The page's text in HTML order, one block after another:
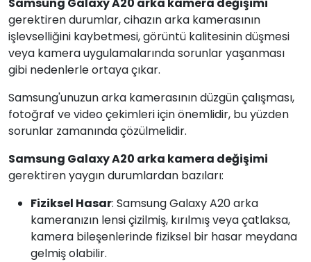
gerektiren durumlar, cihazın arka kamerasının
işlevselliğini kaybetmesi, görüntü kalitesinin düşmesi
veya kamera uygulamalarında sorunlar yaşanması
gibi nedenlerle ortaya çıkar.
Samsung'unuzun arka kamerasının düzgün çalışması,
fotoğraf ve video çekimleri için önemlidir, bu yüzden
sorunlar zamanında çözülmelidir.
Samsung Galaxy A20 arka kamera değişimi
gerektiren yaygın durumlardan bazıları:
Fiziksel Hasar: Samsung Galaxy A20 arka
kameranızın lensi çizilmiş, kırılmış veya çatlaksa,
kamera bileşenlerinde fiziksel bir hasar meydana
gelmiş olabilir.